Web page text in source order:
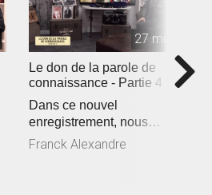
27 min
Le don de la parole de
connaissance - Partie 4
Dans ce nouvel
enregistrement, nous
verrons quelques paroles
Franck Alexandre